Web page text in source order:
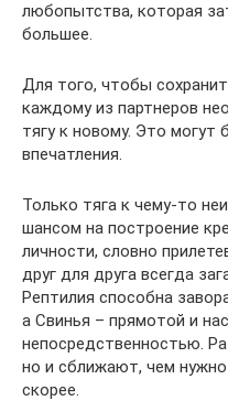
любопытства, которая
большее.
Для того, чтобы
каждому из партнеров
тягу к новому. Это могут
впечатления.
Только тяга к чему-то
шансом на построение
личности, словно
друг для друга всегда
Рептилия способна
а Свинья – прямотой и
непосредственностью.
но и сближают, чем
скорее.